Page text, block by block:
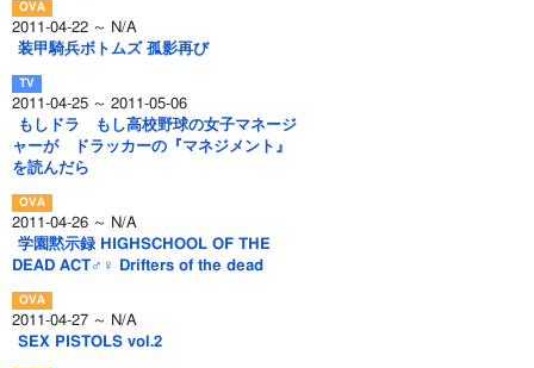
2011-04-22 ～ N/A
装甲騎兵ボトムズ 孤影再び
2011-04-25 ～ 2011-05-06
もしドラ もし高校野球の女子マネージ
ャーが ドラッカーの『マネジメント』
を読んだら
2011-04-26 ～ N/A
学園黙示録 HIGHSCHOOL OF THE
DEAD ACT♂♀ Drifters of the dead
2011-04-27 ～ N/A
SEX PISTOLS vol.2